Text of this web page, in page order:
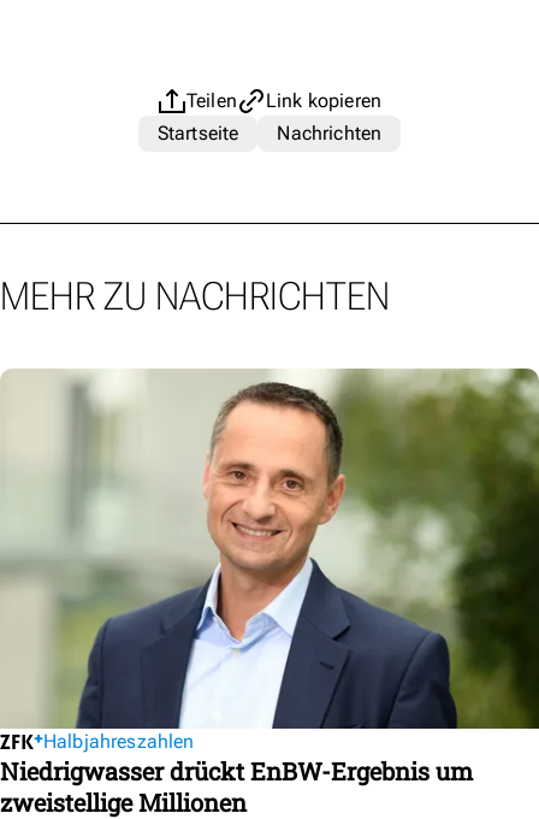
Teilen
Link kopieren
Startseite
Nachrichten
MEHR ZU NACHRICHTEN
Halbjahreszahlen
Niedrigwasser drückt EnBW-Ergebnis um
zweistellige Millionen